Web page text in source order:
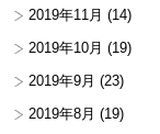
2019年11月 (14)
2019年10月 (19)
2019年9月 (23)
2019年8月 (19)